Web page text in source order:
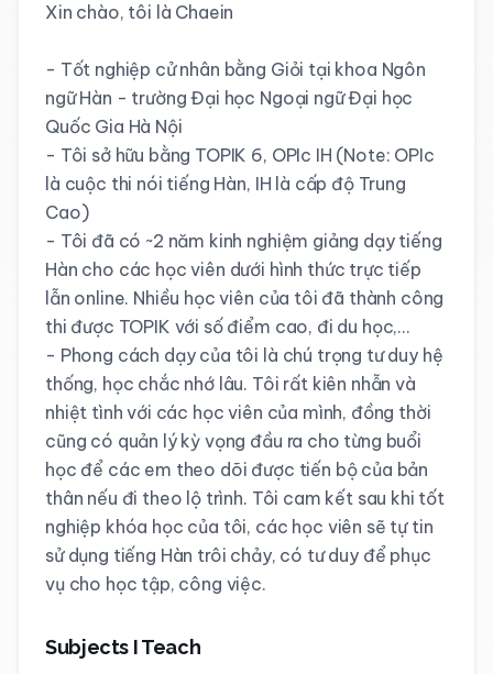
Xin chào, tôi là Chaein
- Tốt nghiệp cử nhân bằng Giỏi tại khoa Ngôn
ngữ Hàn - trường Đại học Ngoại ngữ Đại học
Quốc Gia Hà Nội
- Tôi sở hữu bằng TOPIK 6, OPIc IH (Note: OPIc
là cuộc thi nói tiếng Hàn, IH là cấp độ Trung
Cao)
- Tôi đã có ~2 năm kinh nghiệm giảng dạy tiếng
Hàn cho các học viên dưới hình thức trực tiếp
lẫn online. Nhiều học viên của tôi đã thành công
thi được TOPIK với số điểm cao, đi du học,...
- Phong cách dạy của tôi là chú trọng tư duy hệ
thống, học chắc nhớ lâu. Tôi rất kiên nhẫn và
nhiệt tình với các học viên của mình, đồng thời
cũng có quản lý kỳ vọng đầu ra cho từng buổi
học để các em theo dõi được tiến bộ của bản
thân nếu đi theo lộ trình. Tôi cam kết sau khi tốt
nghiệp khóa học của tôi, các học viên sẽ tự tin
sử dụng tiếng Hàn trôi chảy, có tư duy để phục
Subjects I Teach